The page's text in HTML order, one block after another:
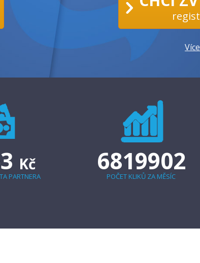
Kč
PARTNERA
6819902
POČET KLIKŮ ZA MĚSÍC